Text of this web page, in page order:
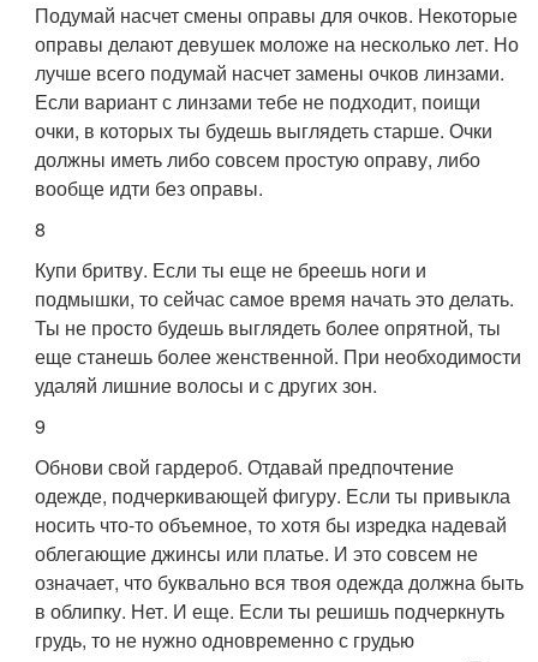
Подумай насчет смены оправы для очков. Некоторые
оправы делают девушек моложе на несколько лет. Но
лучше всего подумай насчет замены очков линзами.
Если вариант с линзами тебе не подходит, поищи
очки, в которых ты будешь выглядеть старше. Очки
должны иметь либо совсем простую оправу, либо
вообще идти без оправы.
8
Купи бритву. Если ты еще не бреешь ноги и
подмышки, то сейчас самое время начать это делать.
Ты не просто будешь выглядеть более опрятной, ты
еще станешь более женственной. При необходимости
удаляй лишние волосы и с других зон.
9
Обнови свой гардероб. Отдавай предпочтение
одежде, подчеркивающей фигуру. Если ты привыкла
носить что-то объемное, то хотя бы изредка надевай
облегающие джинсы или платье. И это совсем не
означает, что буквально вся твоя одежда должна быть
в облипку. Нет. И еще. Если ты решишь подчеркнуть
грудь, то не нужно одновременно с грудью